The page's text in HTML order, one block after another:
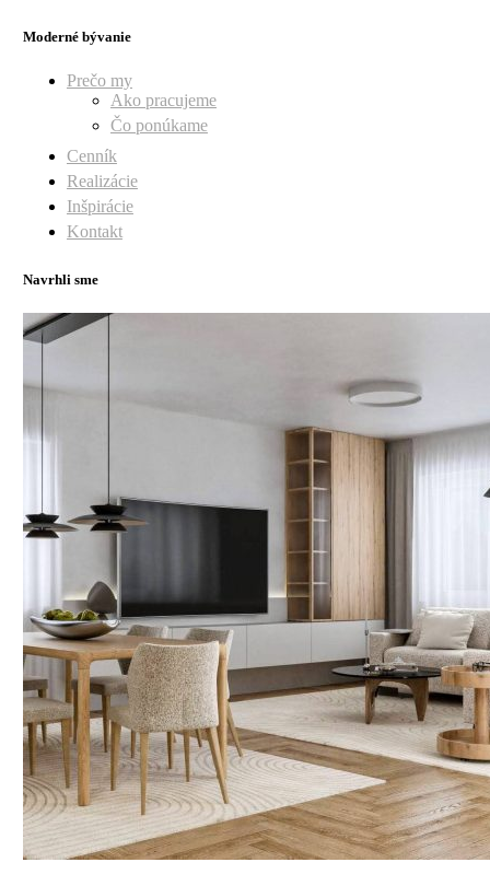
Moderné bývanie
Prečo my
Ako pracujeme
Čo ponúkame
Cenník
Realizácie
Inšpirácie
Kontakt
Navrhli sme